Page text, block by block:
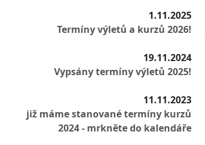
1.11.2025
Termíny výletů a kurzů 2026!
19.11.2024
Vypsány termíny výletů 2025!
11.11.2023
již máme stanované termíny kurzů
2024 - mrkněte do kalendáře